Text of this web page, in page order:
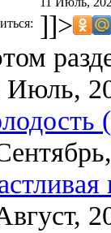
]]>
Июль,